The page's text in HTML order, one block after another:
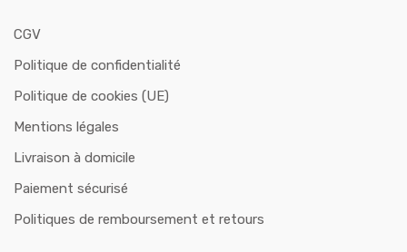
CGV
Politique de confidentialité
Politique de cookies (UE)
Mentions légales
Livraison à domicile
Paiement sécurisé
Politiques de remboursement et retours